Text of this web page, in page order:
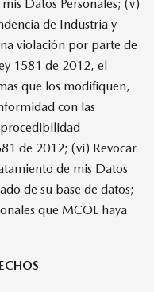
Datos Personales; (v)
de Industria y
violación por parte de
1581 de 2012, el
que los modifiquen,
con las
de 2012; (vi) Revocar
de mis Datos
de su base de datos;
que MCOL haya